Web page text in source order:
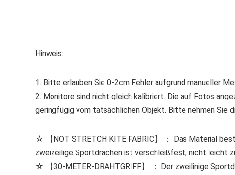
Hinweis:
1. Bitte erlauben Sie 0-2cm Fehler aufgrund manueller
2. Monitore sind nicht gleich kalibriert. Die auf Fotos
geringfügig vom tatsächlichen Objekt. Bitte nehmen Sie
☆ 【NOT STRETCH KITE FABRIC】 ： Das Material
zweizeilige Sportdrachen ist verschleißfest, nicht leicht
☆ 【30-METER-DRAHTGRIFF】 ： Der zweilinige